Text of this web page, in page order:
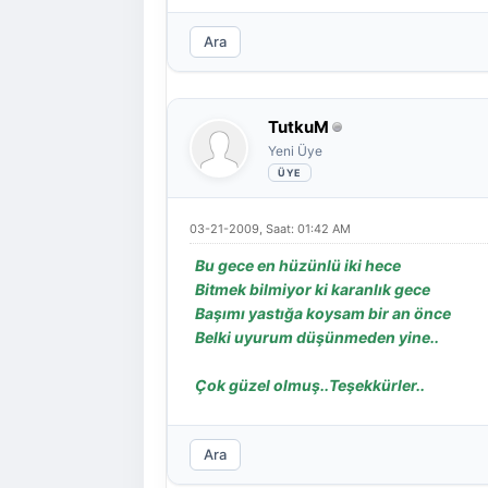
Ara
TutkuM
Yeni Üye
03-21-2009, Saat: 01:42 AM
Bu gece en hüzünlü iki hece
Bitmek bilmiyor ki karanlık gece
Başımı yastığa koysam bir an önce
Belki uyurum düşünmeden yine..
Çok güzel olmuş..Teşekkürler..
Ara